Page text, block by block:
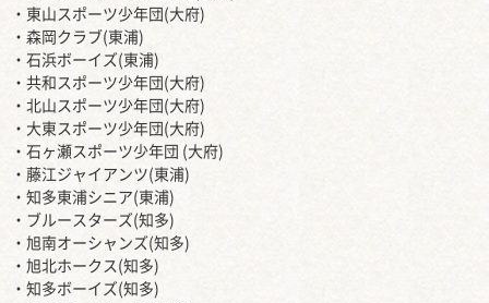
・東山スポーツ少年団(大府)
・森岡クラブ(東浦)
・石浜ボーイズ(東浦)
・共和スポーツ少年団(大府)
・北山スポーツ少年団(大府)
・大東スポーツ少年団(大府)
・石ヶ瀬スポーツ少年団 (大府)
・藤江ジャイアンツ(東浦)
・知多東浦シニア(東浦)
・ブルースターズ(知多)
・旭南オーシャンズ(知多)
・旭北ホークス(知多)
・知多ボーイズ(知多)